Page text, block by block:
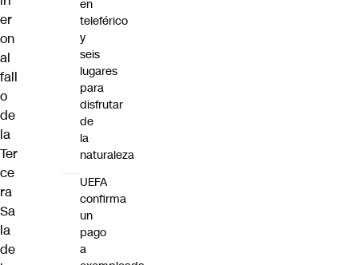
er
on
al
fall
o
de
la
Ter
ce
ra
Sa
la
de
en
teleférico
y
seis
lugares
para
disfrutar
de
la
naturaleza
UEFA
confirma
un
pago
a